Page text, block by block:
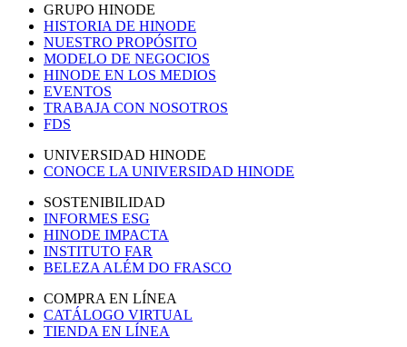
GRUPO HINODE
HISTORIA DE HINODE
NUESTRO PROPÓSITO
MODELO DE NEGOCIOS
HINODE EN LOS MEDIOS
EVENTOS
TRABAJA CON NOSOTROS
FDS
UNIVERSIDAD HINODE
CONOCE LA UNIVERSIDAD HINODE
SOSTENIBILIDAD
INFORMES ESG
HINODE IMPACTA
INSTITUTO FAR
BELEZA ALÉM DO FRASCO
COMPRA EN LÍNEA
CATÁLOGO VIRTUAL
TIENDA EN LÍNEA